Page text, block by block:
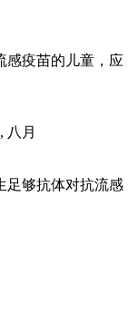
感疫苗的儿童，应
八月
足够抗体对抗流感